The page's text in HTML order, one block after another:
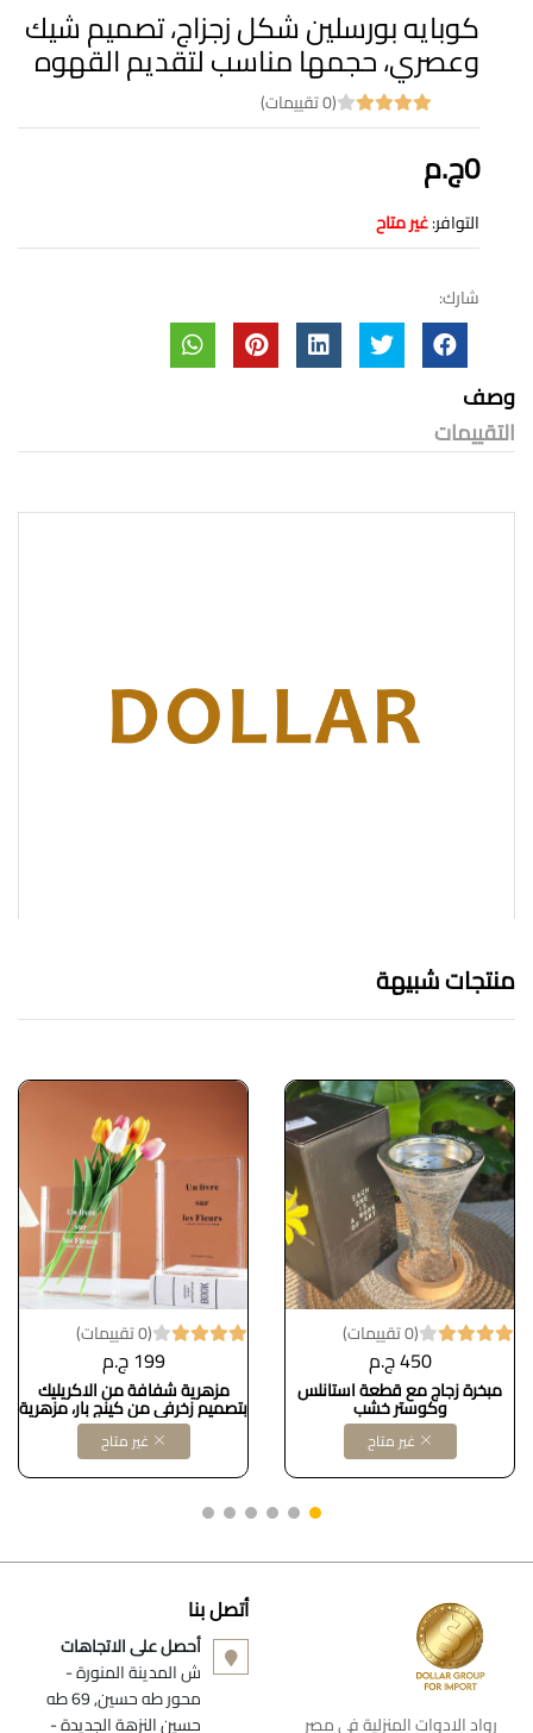
كوبايه بورسلين شكل زجزاج، تصميم شيك
وعصري، حجمها مناسب لتقديم القهوه
(0 تقييمات)
0ج.م
التوافر:غير متاح
شارك:
وصف
التقييمات
منتجات شبيهة
(0 تقييمات)
450 ج.م
مبخرة زجاج مع قطعة استانلس
وكوستر خشب
غير متاح
(0 تقييمات)
199 ج.م
مزهرية شفافة من الاكريليك
بتصميم زخرفي من كينج بار، مزهرية
شفافة، ديكور رف جميل للزهور
وديكور المنزل DOLLAR FOR
IMPORT كود B0BVZM9QG3
غير متاح
رواد الادوات المنزلية فى مصر
أتصل بنا
أحصل على الاتجاهات
ش المدينة المنورة -
محور طه حسين, 69 طه
حسين النزهة الجديدة -